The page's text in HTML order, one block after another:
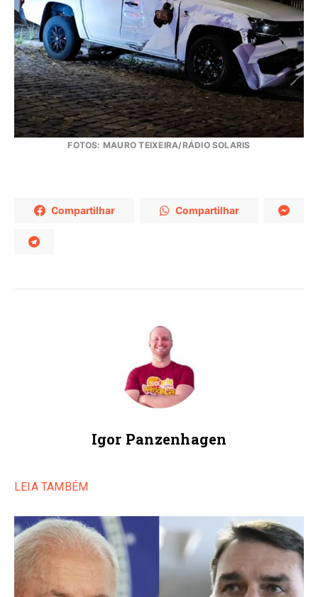
FOTOS: MAURO TEIXEIRA/RÁDIO SOLARIS
Compartilhar Compartilhar
Igor Panzenhagen
LEIA TAMBÉM